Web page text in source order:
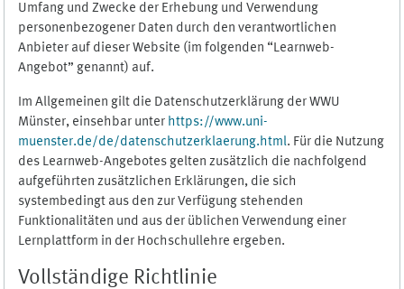
Umfang und Zwecke der Erhebung und Verwendung
personenbezogener Daten durch den verantwortlichen
Anbieter auf dieser Website (im folgenden “Learnweb-
Angebot” genannt) auf.
Im Allgemeinen gilt die Datenschutzerklärung der WWU
Münster, einsehbar unter https://www.uni-
muenster.de/de/datenschutzerklaerung.html. Für die Nutzung
des Learnweb-Angebotes gelten zusätzlich die nachfolgend
aufgeführten zusätzlichen Erklärungen, die sich
systembedingt aus den zur Verfügung stehenden
Funktionalitäten und aus der üblichen Verwendung einer
Lernplattform in der Hochschullehre ergeben.
Vollständige Richtlinie